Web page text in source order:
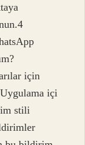
için
içi
stili